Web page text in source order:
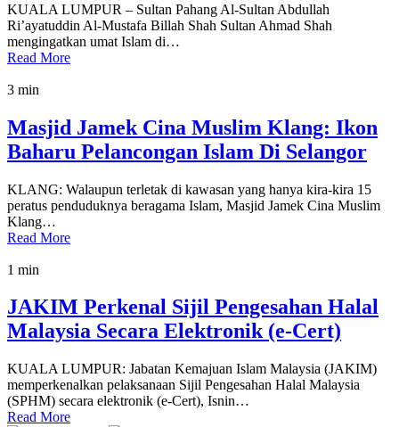
KUALA LUMPUR – Sultan Pahang Al-Sultan Abdullah
Ri’ayatuddin Al-Mustafa Billah Shah Sultan Ahmad Shah
mengingatkan umat Islam di…
Read More
3 min
Masjid Jamek Cina Muslim Klang: Ikon
Baharu Pelancongan Islam Di Selangor
KLANG: Walaupun terletak di kawasan yang hanya kira-kira 15
peratus penduduknya beragama Islam, Masjid Jamek Cina Muslim
Klang…
Read More
1 min
JAKIM Perkenal Sijil Pengesahan Halal
Malaysia Secara Elektronik (e-Cert)
KUALA LUMPUR: Jabatan Kemajuan Islam Malaysia (JAKIM)
memperkenalkan pelaksanaan Sijil Pengesahan Halal Malaysia
(SPHM) secara elektronik (e-Cert), Isnin…
Read More